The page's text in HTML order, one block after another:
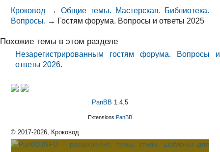
Кроковод →Общие темы. Мастерская. Библиотека.
Вопросы. → Гостям форума. Вопросы и ответы 2025
Похожие темы в этом разделе
Незарегистрированным гостям форума. Вопросы и
ответы 2026.
PanBB 1.4.5
Extensions PanBB
© 2017-2026, Кроковод